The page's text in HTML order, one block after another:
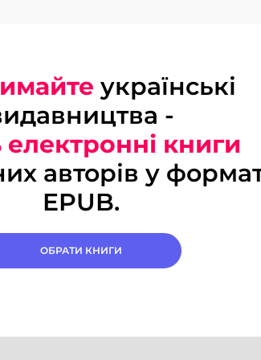
українські
-
електронні книги
авторів у
EPUB.
ОБРАТИ КНИГИ